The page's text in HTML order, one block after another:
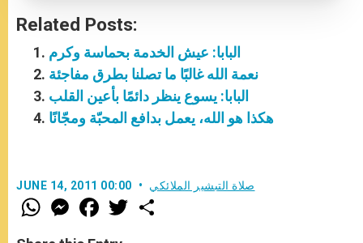
Related Posts:
البابا: عيش الخدمة بحماسة وكرم
نعمة الله غالبًا ما تصلنا بطرق مفاجئة
البابا: يسوع ينظر دائمًا بأعين القلب
هكذا هو الله، يعمل بدافع المحبّة ومجّانًا
JUNE 14, 2011 00:00 صلاة التبشير الملائكي
W
h
t
M
e
s
F
a
e
w